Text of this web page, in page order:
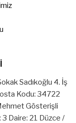
Sadıkoğlu 4. İş
Kodu: 34722
Gösterişli
Daire: 21 Düzce /